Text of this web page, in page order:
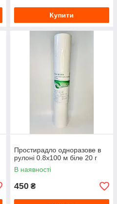
Купити
Простирадло одноразове в
рулоні 0.8х100 м біле 20 г
В наявності
450 ₴